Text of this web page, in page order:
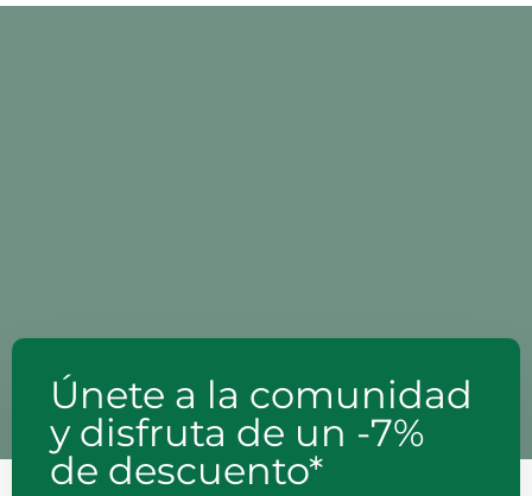
Únete a la comunidad
y disfruta de un -7%
de descuento*